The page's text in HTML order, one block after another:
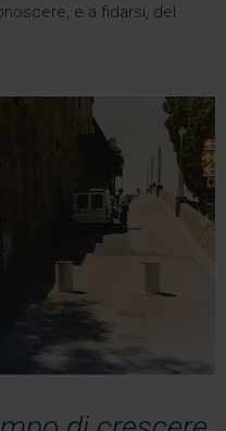
e a fidarsi, del